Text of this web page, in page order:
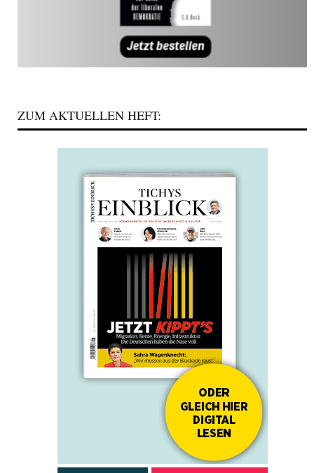
ZUM AKTUELLEN HEFT: